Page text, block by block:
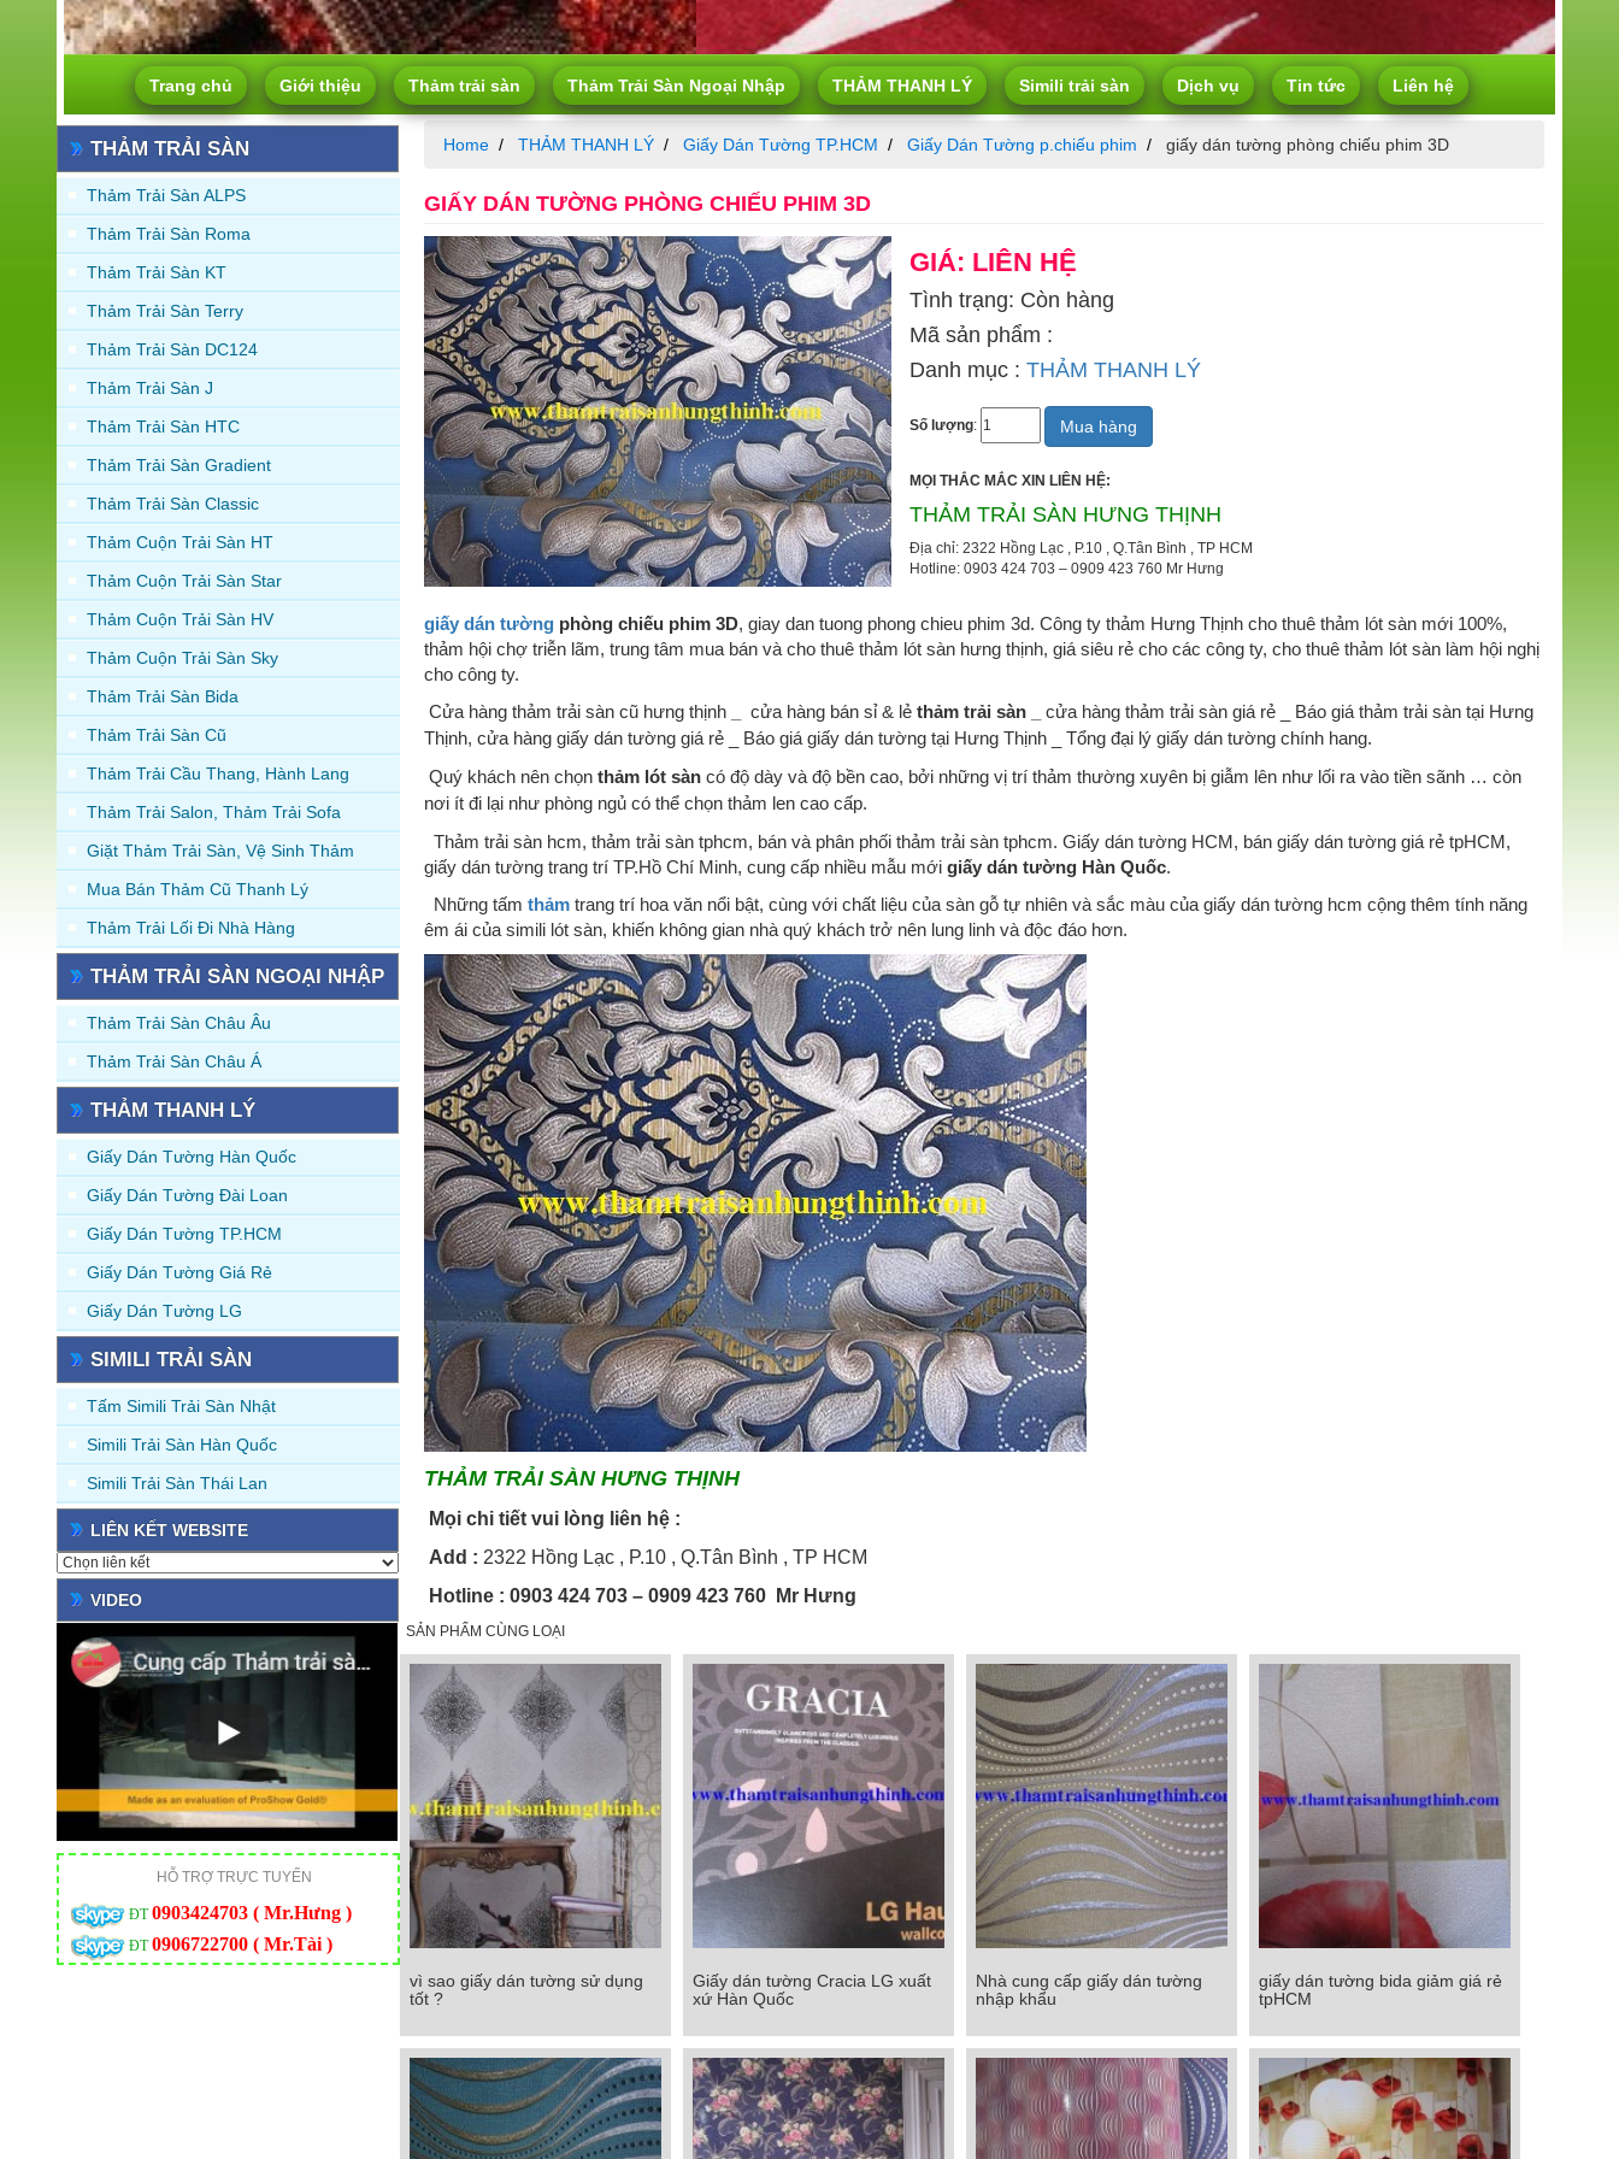
Trang chủ Giới thiệu Thảm trải sàn Thảm Trải Sàn Ngoại Nhập THẢM THANH LÝ Simili trải sàn Dịch vụ Tin tức Liên hệ
THẢM TRẢI SÀN
Thảm Trải Sàn ALPS
Thảm Trải Sàn Roma
Thảm Trải Sàn KT
Thảm Trải Sàn Terry
Thảm Trải Sàn DC124
Thảm Trải Sàn J
Thảm Trải Sàn HTC
Thảm Trải Sàn Gradient
Thảm Trải Sàn Classic
Thảm Cuộn Trải Sàn HT
Thảm Cuộn Trải Sàn Star
Thảm Cuộn Trải Sàn HV
Thảm Cuộn Trải Sàn Sky
Thảm Trải Sàn Bida
Thảm Trải Sàn Cũ
Thảm Trải Cầu Thang, Hành Lang
Thảm Trải Salon, Thảm Trải Sofa
Giặt Thảm Trải Sàn, Vệ Sinh Thảm
Mua Bán Thảm Cũ Thanh Lý
Thảm Trải Lối Đi Nhà Hàng
THẢM TRẢI SÀN NGOẠI NHẬP
Thảm Trải Sàn Châu Âu
Thảm Trải Sàn Châu Á
THẢM THANH LÝ
Giấy Dán Tường Hàn Quốc
Giấy Dán Tường Đài Loan
Giấy Dán Tường TP.HCM
Giấy Dán Tường Giá Rẻ
Giấy Dán Tường LG
SIMILI TRẢI SÀN
Tấm Simili Trải Sàn Nhật
Simili Trải Sàn Hàn Quốc
Simili Trải Sàn Thái Lan
LIÊN KẾT WEBSITE
VIDEO
HỖ TRỢ TRỰC TUYẾN
ĐT0903424703 ( Mr.Hưng )
ĐT0906722700 ( Mr.Tài )
Home THẢM THANH LÝ Giấy Dán Tường TP.HCM Giấy Dán Tường p.chiếu phim giấy dán tường phòng chiếu phim 3D
GIẤY DÁN TƯỜNG PHÒNG CHIẾU PHIM 3D
GIÁ: LIÊN HỆ
Tình trạng: Còn hàng
Mã sản phẩm :
Danh mục : THẢM THANH LÝ
Số lượng: Mua hàng
MỌI THẮC MẮC XIN LIÊN HỆ:
THẢM TRẢI SÀN HƯNG THỊNH
Địa chỉ: 2322 Hồng Lạc , P.10 , Q.Tân Bình , TP HCM
Hotline: 0903 424 703 – 0909 423 760 Mr Hưng
giấy dán tường phòng chiếu phim 3D, giay dan tuong phong chieu phim 3d. Công ty thảm Hưng Thịnh cho thuê thảm lót sàn mới 100%,
thảm hội chợ triễn lãm, trung tâm mua bán và cho thuê thảm lót sàn hưng thịnh, giá siêu rẻ cho các công ty, cho thuê thảm lót sàn làm hội nghị
cho công ty.
Cửa hàng thảm trải sàn cũ hưng thịnh
cửa hàng bán sỉ & lẻ thảm trải sàn
cửa hàng thảm trải sàn giá rẻ _ Báo giá thảm trải sàn tại Hưng
Thịnh, cửa hàng giấy dán tường giá rẻ _ Báo giá giấy dán tường tại Hưng Thịnh _ Tổng đại lý giấy dán tường chính hang.
Quý khách nên chọn thảm lót sàn có độ dày và độ bền cao, bởi những vị trí thảm thường xuyên bị giẫm lên như lối ra vào tiền sãnh … còn
nơi ít đi lại như phòng ngủ có thể chọn thảm len cao cấp.
Thảm trải sàn hcm, thảm trải sàn tphcm, bán và phân phối thảm trải sàn tphcm. Giấy dán tường HCM, bán giấy dán tường giá rẻ tpHCM,
giấy dán tường trang trí TP.Hồ Chí Minh, cung cấp nhiều mẫu mới giấy dán tường Hàn Quốc.
Những tấm thảm trang trí hoa văn nổi bật, cùng với chất liệu của sàn gỗ tự nhiên và sắc màu của giấy dán tường hcm cộng thêm tính năng
êm ái của simili lót sàn, khiến không gian nhà quý khách trở nên lung linh và độc đáo hơn.
THẢM TRẢI SÀN HƯNG THỊNH
Mọi chi tiết vui lòng liên hệ :
Add : 2322 Hồng Lạc , P.10 , Q.Tân Bình , TP HCM
Hotline : 0903 424 703 – 0909 423 760 Mr Hưng
SẢN PHẨM CÙNG LOẠI
vì sao giấy dán tường sử dụng
Chi tiết
vì sao giấy dán tường sử dụng
tốt ?
Giấy dán tường Cracia LG xuất
Chi tiết
Giấy dán tường Cracia LG xuất
xứ Hàn Quốc
Nhà cung cấp giấy dán tường
Chi tiết
Nhà cung cấp giấy dán tường
nhập khẩu
giấy dán tường bida giảm giá rẻ
Chi tiết
giấy dán tường bida giảm giá rẻ
tpHCM